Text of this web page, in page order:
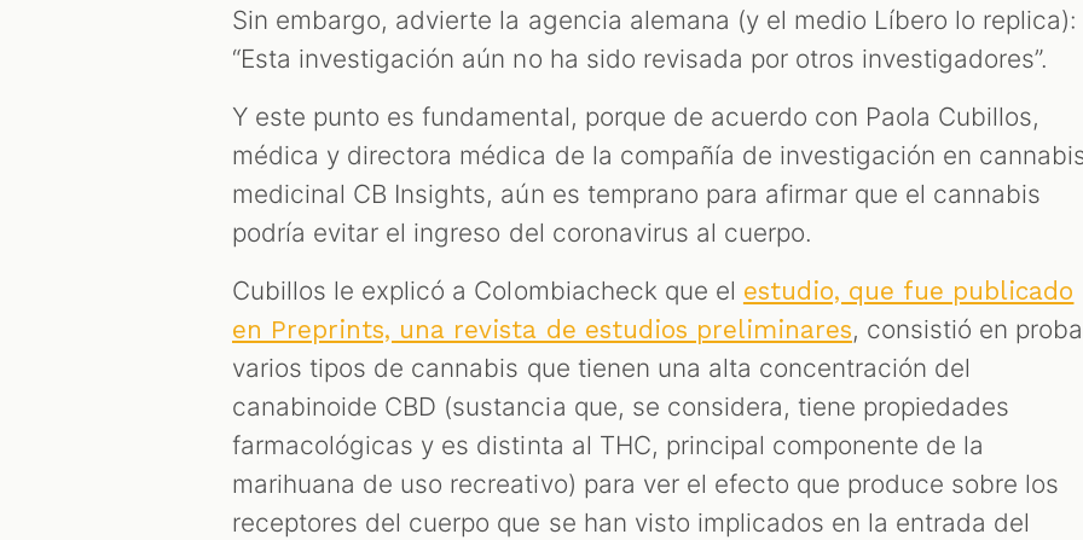
Sin embargo, advierte la agencia alemana (y el medio Líbero lo replica):
“Esta investigación aún no ha sido revisada por otros investigadores”.
Y este punto es fundamental, porque de acuerdo con Paola Cubillos,
médica y directora médica de la compañía de investigación en
medicinal CB Insights, aún es temprano para afirmar que el cannabis
podría evitar el ingreso del coronavirus al cuerpo.
Cubillos le explicó a Colombiacheck que el estudio, que fue publicado
en Preprints, una revista de estudios preliminares, consistió en
varios tipos de cannabis que tienen una alta concentración del
canabinoide CBD (sustancia que, se considera, tiene propiedades
farmacológicas y es distinta al THC, principal componente de la
marihuana de uso recreativo) para ver el efecto que produce sobre los
receptores del cuerpo que se han visto implicados en la entrada del